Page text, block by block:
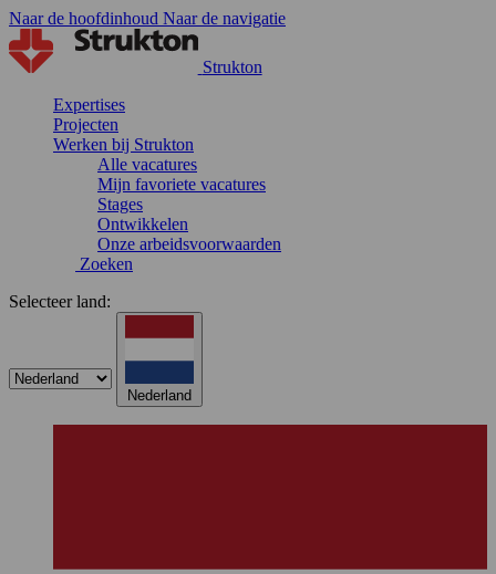
Naar de hoofdinhoud Naar de navigatie
Strukton
Expertises
Projecten
Werken bij Strukton
Alle vacatures
Mijn favoriete vacatures
Stages
Ontwikkelen
Onze arbeidsvoorwaarden
Zoeken
Selecteer land:
Nederland